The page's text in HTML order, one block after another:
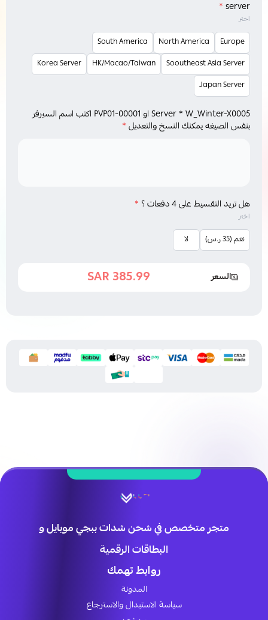
server
*
اختر
Europe
North America
South America
Sooutheast Asia Server
HK/Macao/Taiwan
Korea Server
Japan Server
Server * W_Winter-X0005 او PVP01-00001 اكتب اسم السيرفر
بنفس الصيغه يمكنك النسخ والتعديل *
هل تريد التقسيط على 4 دفعات ؟ *
اختر
نعم (35 ر.س) لا
السعر 385.99 SAR
متجر متخصص في شحن شدات ببجي موبايل و
البطاقات الرقمية
روابط تهمك
المدونة
سياسة الاستبدال والاسترجاع